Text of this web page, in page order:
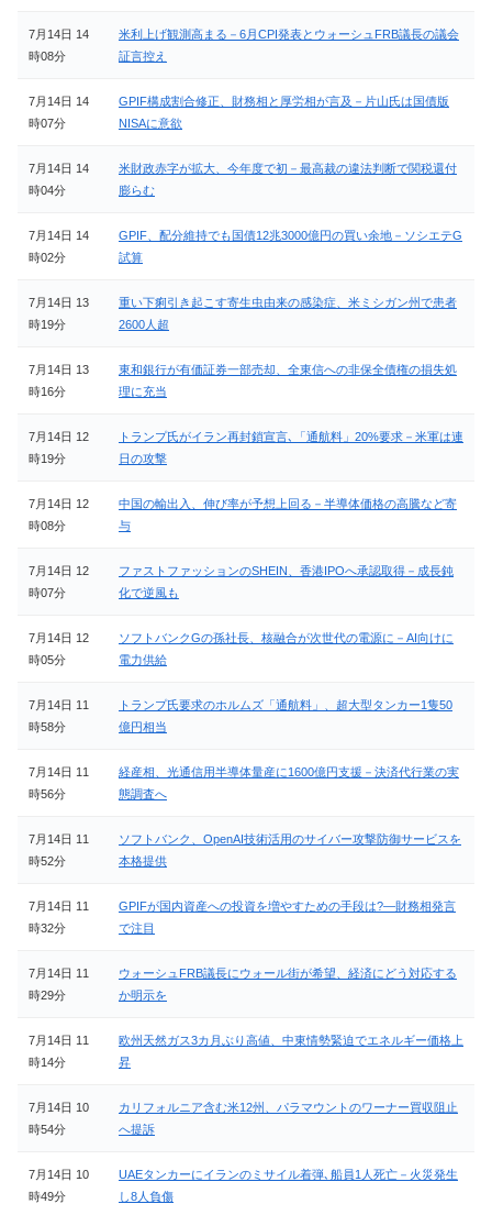
7月14日 14
時08分
米利上げ観測高まる－6月CPI発表とウォーシュFRB議長の議会
証言控え
7月14日 14
時07分
GPIF構成割合修正、財務相と厚労相が言及－片山氏は国債版
NISAに意欲
7月14日 14
時04分
米財政赤字が拡大、今年度で初－最高裁の違法判断で関税還付
膨らむ
7月14日 14
時02分
GPIF、配分維持でも国債12兆3000億円の買い余地－ソシエテG
試算
7月14日 13
時19分
重い下痢引き起こす寄生虫由来の感染症、米ミシガン州で患者
2600人超
7月14日 13
時16分
東和銀行が有価証券一部売却、全東信への非保全債権の損失処
理に充当
7月14日 12
時19分
トランプ氏がイラン再封鎖宣言､「通航料」20%要求－米軍は連
日の攻撃
7月14日 12
時08分
中国の輸出入、伸び率が予想上回る－半導体価格の高騰など寄
与
7月14日 12
時07分
ファストファッションのSHEIN、香港IPOへ承認取得－成長鈍
化で逆風も
7月14日 12
時05分
ソフトバンクGの孫社長、核融合が次世代の電源に－AI向けに
電力供給
7月14日 11
時58分
トランプ氏要求のホルムズ「通航料」、超大型タンカー1隻50
億円相当
7月14日 11
時56分
経産相、光通信用半導体量産に1600億円支援－決済代行業の実
態調査へ
7月14日 11
時52分
ソフトバンク、OpenAI技術活用のサイバー攻撃防御サービスを
本格提供
7月14日 11
時32分
GPIFが国内資産への投資を増やすための手段は?—財務相発言
で注目
7月14日 11
時29分
ウォーシュFRB議長にウォール街が希望、経済にどう対応する
か明示を
7月14日 11
時14分
欧州天然ガス3カ月ぶり高値、中東情勢緊迫でエネルギー価格上
昇
7月14日 10
時54分
カリフォルニア含む米12州、パラマウントのワーナー買収阻止
へ提訴
7月14日 10
時49分
UAEタンカーにイランのミサイル着弾､船員1人死亡－火災発生
し8人負傷